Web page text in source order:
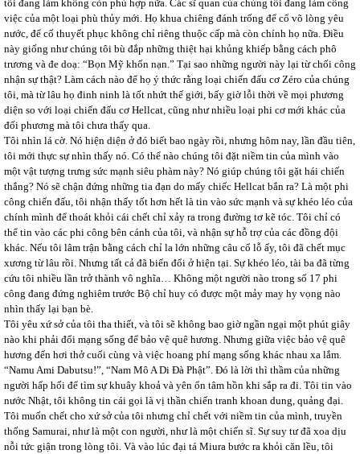
tôi đang làm không còn phù hợp nữa. Các sĩ quan của chúng tôi đang làm công
việc của một loại phù thủy mới. Họ khua chiêng đánh trống để cổ võ lòng yêu
nước, để cố thuyết phục không chỉ riêng thuộc cấp mà còn chính họ nữa. Điều
này giống như chúng tôi bù đắp những thiệt hại khủng khiếp bằng cách phô
trương và đe doạ: “Bọn Mỹ khốn nạn.” Tại sao những người này lại từ chối công
nhận sự thật? Làm cách nào để họ ý thức rằng loại chiến đấu cơ Zéro của chúng
tôi, mà từ lâu họ đinh ninh là tốt nhứt thế giới, bấy giờ lỗi thời về mọi phương
diện so với loại chiến đấu cơ Hellcat, cũng như nhiều loại phi cơ mới khác của
đối phương mà tôi chưa thấy qua.
Tôi nhìn lá cờ. Nó hiện diện ở đó biết bao ngày rồi, nhưng hôm nay, lần đầu tiên,
tôi mới thực sự nhìn thấy nó. Có thể nào chúng tôi đặt niềm tin của mình vào
một vật tượng trưng sức mạnh siêu phàm này? Nó giúp chúng tôi gặt hái chiến
thắng? Nó sẽ chận đứng những tia đạn do mấy chiếc Hellcat bắn ra? Là một phi
công chiến đấu, tôi nhận thấy tốt hơn hết là tin vào sức mạnh và sự khéo léo của
chính mình để thoát khỏi cái chết chỉ xảy ra trong đường tơ kẽ tóc. Tôi chỉ có
thể tin vào các phi công bên cánh của tôi, và nhận sự hỗ trợ của các đồng đội
khác. Nếu tôi lâm trận bằng cách chỉ la lớn những câu cổ lỗ ấy, tôi đã chết mục
xương từ lâu rồi. Nhưng tất cả đã biến đổi ở hiện tại. Sự khéo léo, tài ba đã từng
cứu tôi nhiều lần trở thành vô nghĩa… Không một người nào trong số 17 phi
công đang đứng nghiêm trước Bộ chỉ huy có được một mảy may hy vọng nào
nhìn thấy lại bạn bè.
Tôi yêu xứ sở của tôi tha thiết, và tôi sẽ không bao giờ ngần ngại một phút giây
nào khi phải đổi mạng sống để bảo vệ quê hương. Nhưng giữa việc bảo vệ quê
hương đến hơi thở cuối cùng và việc hoang phí mạng sống khác nhau xa lắm.
“Namu Ami Dabutsu!”, “Nam Mô A Di Đà Phật”. Đó là lời thì thầm của những
người hấp hối để tìm sự khuây khoả và yên ổn tâm hồn khi sắp ra đi. Tôi tin vào
nước Nhật, tôi không tin cái gọi là vị thần chiến tranh khoan dung, quảng đại.
Tôi muốn chết cho xứ sở của tôi nhưng chỉ chết với niềm tin của mình, truyền
thống Samurai, như là một con người, như là một chiến sĩ. Sự suy tư đã xoa dịu
nỗi tức giận trong lòng tôi. Và vào lúc đại tá Miura bước ra khỏi căn lều, tôi